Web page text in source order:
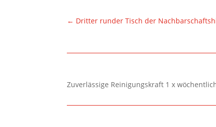
← Dritter runder Tisch der
Zuverlässige Reinigungskraft 1 x